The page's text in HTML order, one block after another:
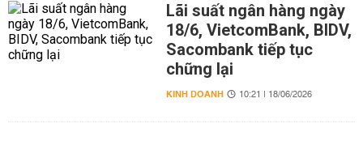
Lãi suất ngân hàng ngày
18/6, VietcomBank, BIDV,
Sacombank tiếp tục
chững lại
KINH DOANH 10:21 | 18/06/2026